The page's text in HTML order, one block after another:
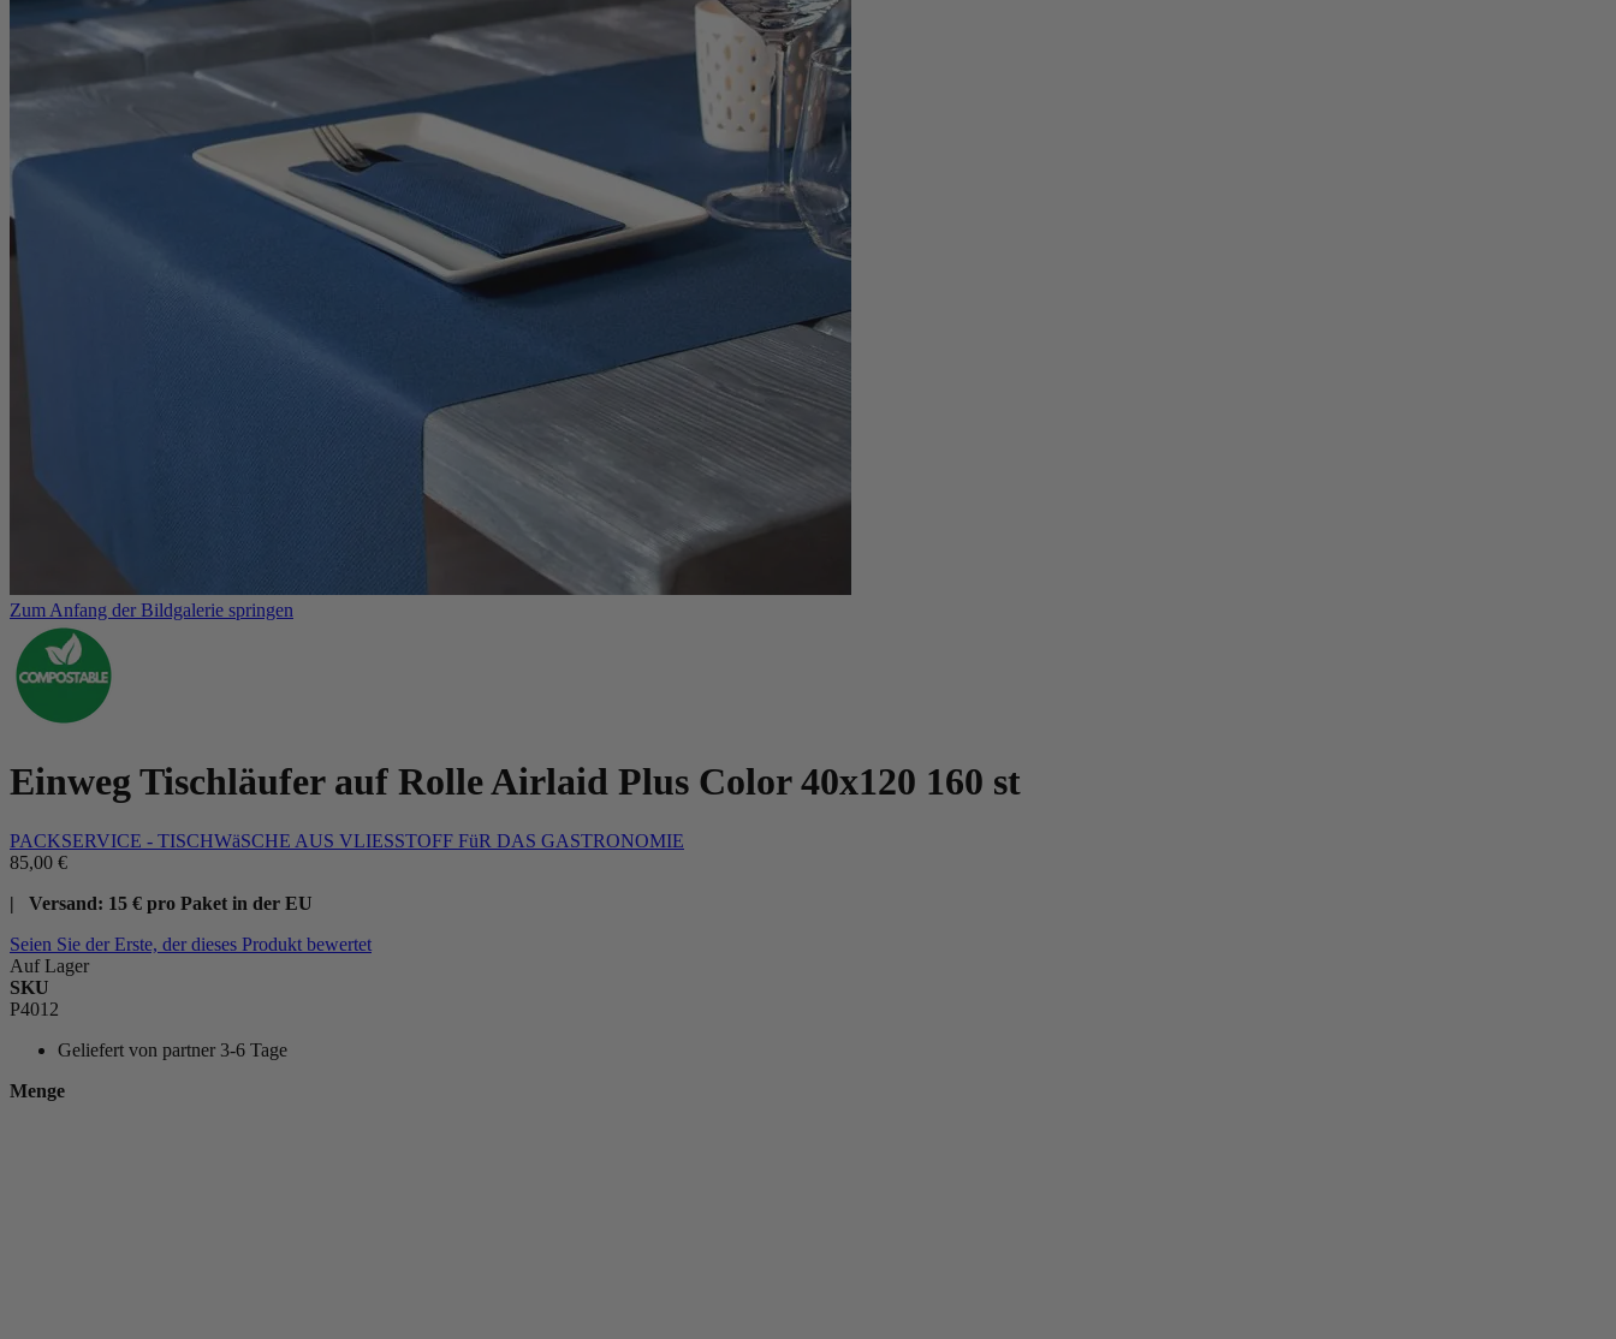
Zum Anfang der Bildgalerie springen
Einweg Tischläufer auf Rolle Airlaid Plus Color 40x120 160 st
PACKSERVICE - TISCHWäSCHE AUS VLIESSTOFF FüR DAS GASTRONOMIE
85,00 €
| Versand: 15 € pro Paket in der EU
Seien Sie der Erste, der dieses Produkt bewertet
Auf Lager
SKU
P4012
Geliefert von partner 3-6 Tage
Menge